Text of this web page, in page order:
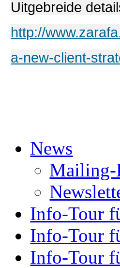
http://
a-new-client-
News
Mailing-
Info-Tour
Info-Tour
Info-Tour